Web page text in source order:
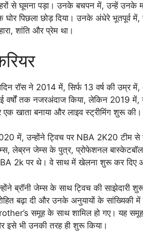
से घूमना पड़ा। उनके बचपन में, उन्हें उनके
घोर पिछला छोड़ दिया। उनके अंधेरे भूतपूर्व
शांति और प्रेम था।
रॉस ने 2014 में, सिर्फ 13 वर्ष की उम्र
वर्षों तक नजरअंदाज किया, लेकिन 2019 में,
एक खाता बनाया और लाइव स्ट्रीमिंग शुरू की।
में, उन्होंने ट्विच पर NBA 2K20 टीम से
लेब्रन जेम्स के पुत्र, प्रोफेशनल बास्केटबॉल
2k पर थे। वे साथ में खेलना शुरू कर दिए
ब्रॉनी जेम्स के साथ ट्विच की
बढ़ा दी और उनके अनुयायों के
समूह के साथ शामिल हो गए। यह समूह
इसे भी उनकी तरह ही शुरू किया।